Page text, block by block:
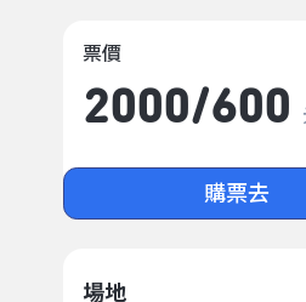
票價
2000/​600
購票去
場地